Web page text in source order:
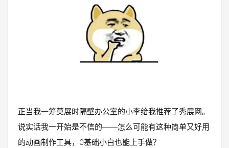
正当我一筹莫展时隔壁办公室的小李给我推荐了秀展网。
说实话我一开始是不信的——怎么可能有这种简单又好用
的动画制作工具，0基础小白也能上手做？